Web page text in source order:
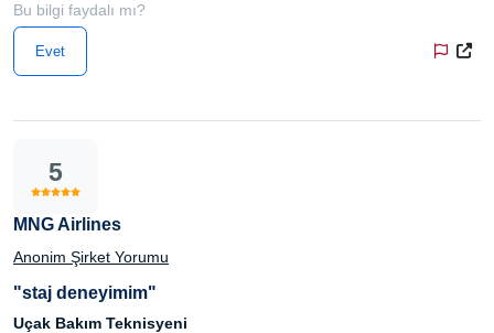
Bu bilgi faydalı mı?
Evet
5
MNG Airlines
Anonim Şirket Yorumu
"staj deneyimim"
Uçak Bakım Teknisyeni